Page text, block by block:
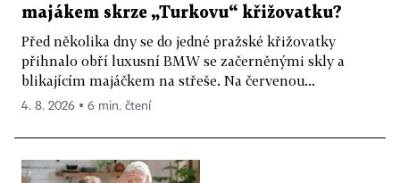
majákem skrze „Turkovu“ křižovatku?
Před několika dny se do jedné pražské křižovatky
přihnalo obří luxusní BMW se začerněnými skly a
blikajícím majáčkem na střeše. Na červenou...
4. 8. 2026 ▪ 6 min. čtení